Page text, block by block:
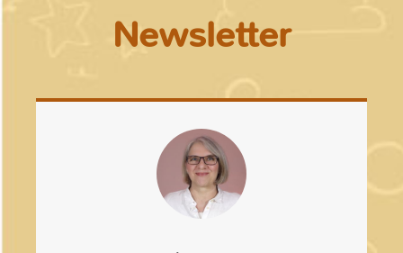
Newsletter